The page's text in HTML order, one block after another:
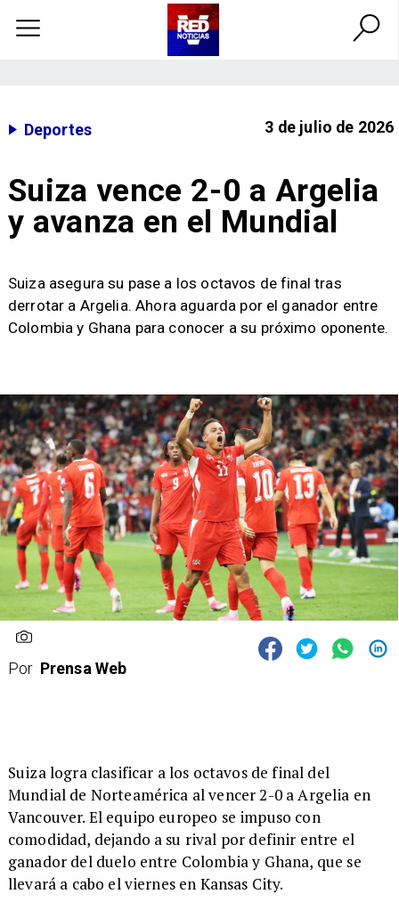
Deportes 3 de julio de 2026
Suiza vence 2-0 a Argelia
y avanza en el Mundial
Suiza asegura su pase a los octavos de final tras
derrotar a Argelia. Ahora aguarda por el ganador entre
Colombia y Ghana para conocer a su próximo oponente.
Por Prensa Web
Suiza logra clasificar a los octavos de final del
Mundial de Norteamérica al vencer 2-0 a Argelia en
Vancouver. El equipo europeo se impuso con
comodidad, dejando a su rival por definir entre el
ganador del duelo entre Colombia y Ghana, que se
llevará a cabo el viernes en Kansas City.